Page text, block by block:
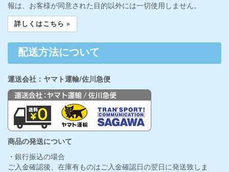
報は、お客様が同意された目的以外には一切使用しません。
詳しくはこちら »
配送方法について
運送会社：ヤマト運輸/佐川急便
商品の発送について
・銀行振込の場合
ご入金確認後、在庫有ものはご入金確認日の翌日に発送致しま